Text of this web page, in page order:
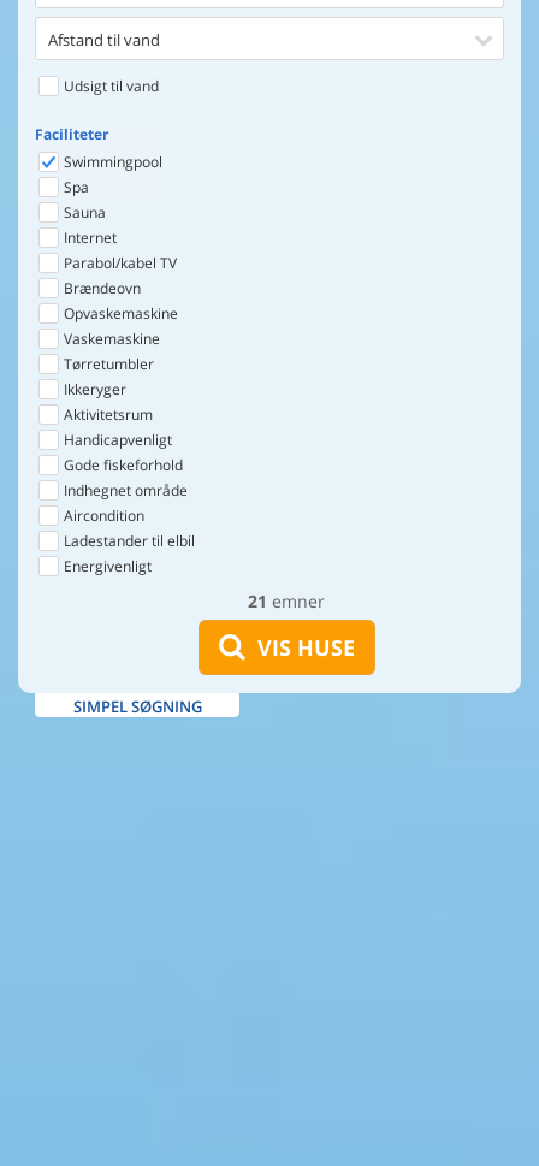
21 emner
VIS HUSE
Afstand til vand
Udsigt til vand
Faciliteter
Swimmingpool
Spa
Sauna
Internet
Parabol/kabel TV
Brændeovn
Opvaskemaskine
Vaskemaskine
Tørretumbler
Ikkeryger
Aktivitetsrum
Handicapvenligt
Gode fiskeforhold
Indhegnet område
Aircondition
Ladestander til elbil
Energivenligt
SIMPEL SØGNING